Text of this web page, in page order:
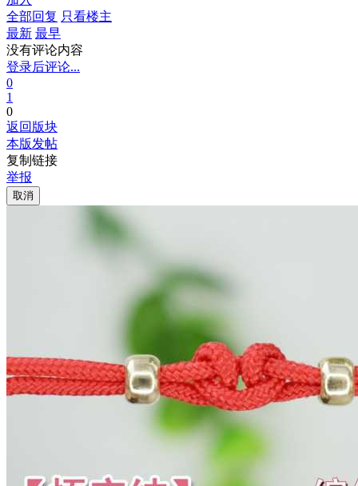
全部回复 只看楼主
最新 最早
没有评论内容
登录后评论...
0
1
0
返回版块
本版发帖
复制链接
举报
取消